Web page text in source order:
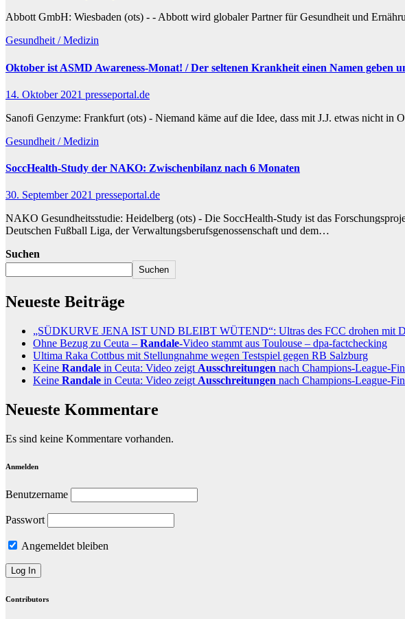
Abbott GmbH: Wiesbaden (ots) - - Abbott wird globaler Partner für Gesundheit und
Gesundheit / Medizin
Oktober ist ASMD Awareness-Monat! / Der seltenen Krankheit einen Namen geben
14. Oktober 2021 presseportal.de
Sanofi Genzyme: Frankfurt (ots) - Niemand käme auf die Idee, dass mit J.J. etwas nicht
Gesundheit / Medizin
SoccHealth-Study der NAKO: Zwischenbilanz nach 6 Monaten
30. September 2021 presseportal.de
NAKO Gesundheitsstudie: Heidelberg (ots) - Die SoccHealth-Study ist das
Deutschen Fußball Liga, der Verwaltungsberufsgenossenschaft und dem…
Suchen
Suchen
Neueste Beiträge
„SÜDKURVE JENA IST UND BLEIBT WÜTEND“: Ultras des FCC drohen mit
Ohne Bezug zu Ceuta – Randale-Video stammt aus Toulouse – dpa-factchecking
Ultima Raka Cottbus mit Stellungnahme wegen Testspiel gegen RB Salzburg
Keine Randale in Ceuta: Video zeigt Ausschreitungen nach Champions-League-
Keine Randale in Ceuta: Video zeigt Ausschreitungen nach Champions-League-
Neueste Kommentare
Es sind keine Kommentare vorhanden.
Anmelden
Benutzername
Passwort
Angemeldet bleiben
Contributors